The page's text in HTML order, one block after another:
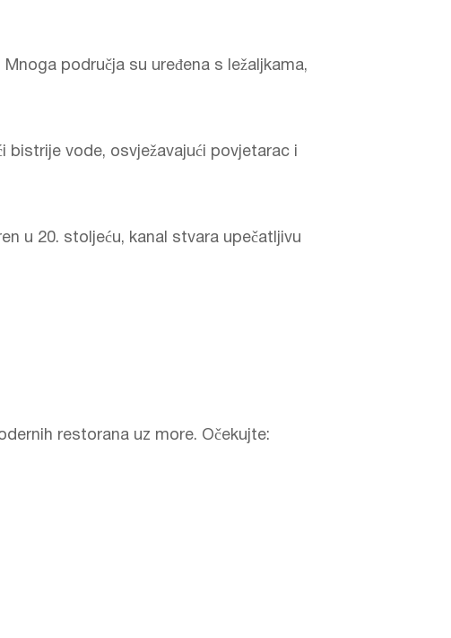
područja su uređena s ležaljkama,
bistrije vode, osvježavajući povjetarac i
u 20. stoljeću, kanal stvara upečatljivu
restorana uz more. Očekujte: